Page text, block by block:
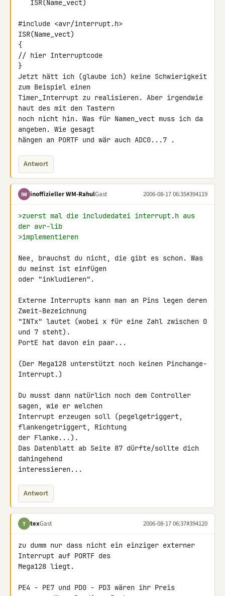
#include <avr/interrupt.h>
ISR(Name_vect)
{
// hier Interruptcode
}
Jetzt hätt ich (glaube ich) keine Schwierigkeit
zum Beispiel einen
Timer_Interrupt zu realisieren. Aber irgendwie
haut des mit den Tastern
noch nicht hin. Was für Namen_vect muss ich da
angeben. Wie gesagt
hängen an PORTF und wär auch ADC0...7 .
Antwort
IW inoffizieller WM-RahulGast 2006-08-17 06:35#394119
>zuerst mal die includedatei interrupt.h aus
der avr-lib
>implementieren
Nee, brauchst du nicht, die gibt es schon. Was
du meinst ist einfügen
oder "inkludieren".
Externe Interrupts kann man an Pins legen deren
Zweit-Bezeichnung
"INTx" lautet (wobei x für eine Zahl zwischen 0
und 7 steht).
PortE hat davon ein paar...
(Der Mega128 unterstützt noch keinen Pinchange-
Interrupt.)
Du musst dann natürlich noch dem Controller
sagen, wie er welchen
Interrupt erzeugen soll (pegelgetriggert,
flankengetriggert, Richtung
der Flanke...).
Das Datenblatt ab Seite 87 dürfte/sollte dich
dahingehend
interessieren...
Antwort
T texGast 2006-08-17 06:37#394120
zu dumm nur dass nicht ein einziger externer
Interrupt auf PORTF des
Mega128 liegt.
PE4 - PE7 und PD0 - PD3 wären ihr Preis